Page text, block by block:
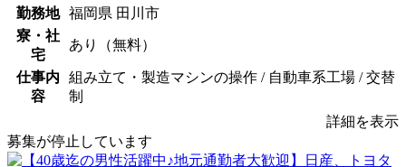
勤務地
福岡県 田川市
寮・社
宅
あり（無料）
仕事内
容
組み立て・製造マシンの操作 / 自動車系工場 / 交替
制
詳細を表示
募集が停止しています